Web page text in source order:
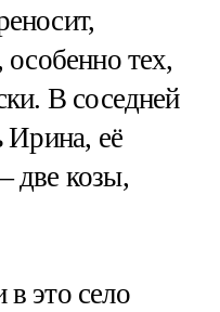
особенно тех,
В соседней
Ирина, её
две козы,
это село